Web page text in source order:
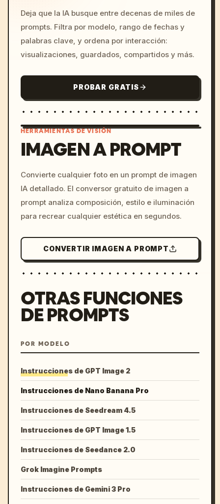
Deja que la IA busque entre decenas de miles de
prompts. Filtra por modelo, rango de fechas y
palabras clave, y ordena por interacción:
visualizaciones, guardados, compartidos y más.
PROBAR GRATIS
c, cyberpunk sunset, neon
colors, 8k --v 6.0
HERRAMIENTAS DE VISIÓN
IMAGEN A PROMPT
Convierte cualquier foto en un prompt de imagen
IA detallado. El conversor gratuito de imagen a
prompt analiza composición, estilo e iluminación
para recrear cualquier estética en segundos.
CONVERTIR IMAGEN A PROMPT
OTRAS FUNCIONES
DE PROMPTS
POR MODELO
Instrucciones de GPT Image 2
Instrucciones de Nano Banana Pro
Instrucciones de Seedream 4.5
Instrucciones de GPT Image 1.5
Instrucciones de Seedance 2.0
Grok Imagine Prompts
Instrucciones de Gemini 3 Pro